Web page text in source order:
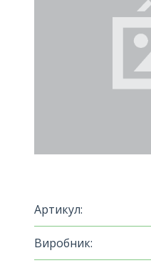
Артикул:
Виробник: